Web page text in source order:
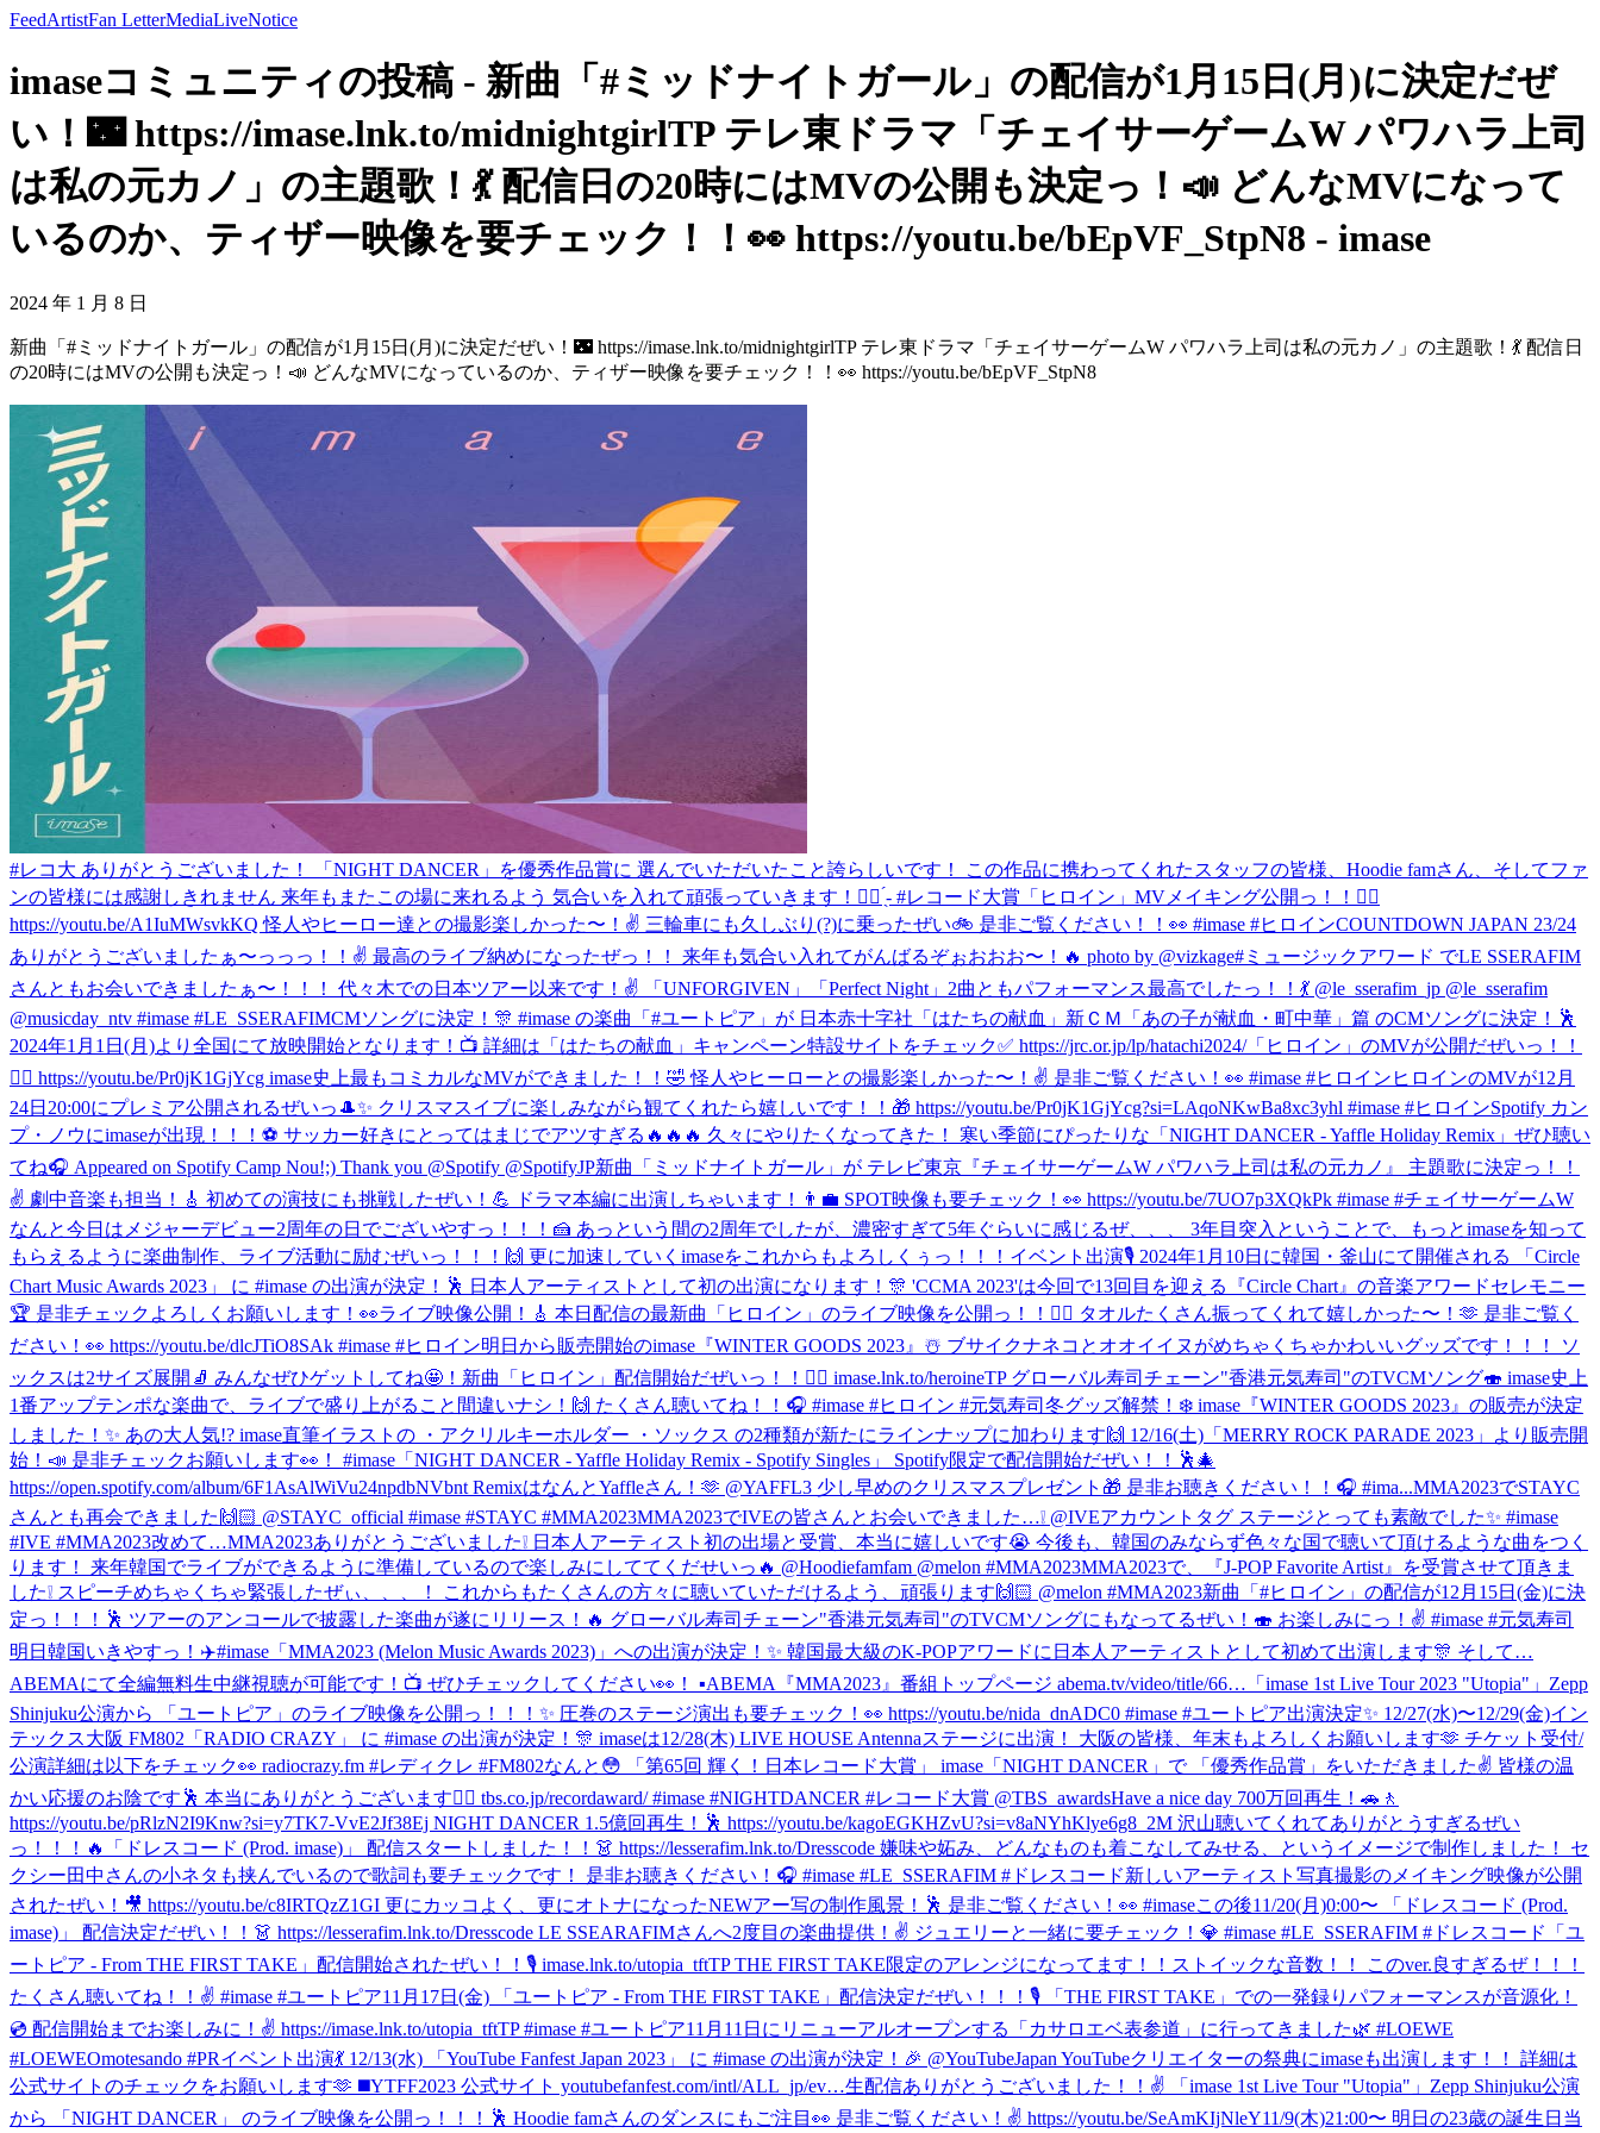
FeedArtistFan LetterMediaLiveNotice
imaseコミュニティの投稿 - 新曲「#ミッドナイトガール」の配信が1月15日(月)に決定だぜ
い！🌃 https://imase.lnk.to/midnightgirlTP テレ東ドラマ「チェイサーゲームW パワハラ上司
は私の元カノ」の主題歌！💃 配信日の20時にはMVの公開も決定っ！📣 どんなMVになって
いるのか、ティザー映像を要チェック！！👀 https://youtu.be/bEpVF_StpN8 - imase
2024 年 1 月 8 日
新曲「#ミッドナイトガール」の配信が1月15日(月)に決定だぜい！🌃 https://imase.lnk.to/midnightgirlTP テレ東ドラマ「チェイサーゲームW パワハラ上司は私の元カノ」の主題歌！💃 配信日
の20時にはMVの公開も決定っ！📣 どんなMVになっているのか、ティザー映像を要チェック！！👀 https://youtu.be/bEpVF_StpN8
#レコ大 ありがとうございました！ 「NIGHT DANCER」を優秀作品賞に 選んでいただいたこと誇らしいです！ この作品に携わってくれたスタッフの皆様、Hoodie famさん、そしてファ
ンの皆様には感謝しきれません 来年もまたこの場に来れるよう 気合いを入れて頑張っていきます！✊🏻 ̖́- #レコード大賞 「ヒロイン」MVメイキング公開っ！！🦸‍♀️
https://youtu.be/A1IuMWsvkKQ 怪人やヒーロー達との撮影楽しかった〜！✌️ 三輪車にも久しぶり(?)に乗ったぜい🚲 是非ご覧ください！！👀 #imase #ヒロインCOUNTDOWN JAPAN 23/24
ありがとうございましたぁ〜っっっ！！✌️ 最高のライブ納めになったぜっ！！ 来年も気合い入れてがんばるぞぉおおお〜！🔥 photo by @vizkage#ミュージックアワード でLE SSERAFIM
さんともお会いできましたぁ〜！！！ 代々木での日本ツアー以来です！✌️ 「UNFORGIVEN」「Perfect Night」2曲ともパフォーマンス最高でしたっ！！💃 @le_sserafim_jp @le_sserafim
@musicday_ntv #imase #LE_SSERAFIMCMソングに決定！🎊 #imase の楽曲「#ユートピア」が 日本赤十字社「はたちの献血」新ＣＭ「あの子が献血・町中華」篇 のCMソングに決定！🕺
2024年1月1日(月)より全国にて放映開始となります！📺 詳細は「はたちの献血」キャンペーン特設サイトをチェック✅ https://jrc.or.jp/lp/hatachi2024/「ヒロイン」のMVが公開だぜいっ！！
🦸‍♀️ https://youtu.be/Pr0jK1GjYcg imase史上最もコミカルなMVができました！！🤣 怪人やヒーローとの撮影楽しかった〜！✌️ 是非ご覧ください！👀 #imase #ヒロイン ヒロインのMVが12月
24日20:00にプレミア公開されるぜいっ🎩✨ クリスマスイブに楽しみながら観てくれたら嬉しいです！！🎁 https://youtu.be/Pr0jK1GjYcg?si=LAqoNKwBa8xc3yhl #imase #ヒロインSpotify カン
プ・ノウにimaseが出現！！！⚽️ サッカー好きにとってはまじでアツすぎる🔥🔥🔥 久々にやりたくなってきた！ 寒い季節にぴったりな「NIGHT DANCER - Yaffle Holiday Remix」ぜひ聴い
てね🎧 Appeared on Spotify Camp Nou!;) Thank you @Spotify @SpotifyJP新曲「ミッドナイトガール」が テレビ東京『チェイサーゲームW パワハラ上司は私の元カノ』 主題歌に決定っ！！
✌️ 劇中音楽も担当！🎸 初めての演技にも挑戦したぜい！💪 ドラマ本編に出演しちゃいます！👨‍💼 SPOT映像も要チェック！👀 https://youtu.be/7UO7p3XQkPk #imase #チェイサーゲームW
なんと今日はメジャーデビュー2周年の日でございやすっ！！！🍰 あっという間の2周年でしたが、濃密すぎて5年ぐらいに感じるぜ、、、 3年目突入ということで、もっとimaseを知って
もらえるように楽曲制作、ライブ活動に励むぜいっ！！！🙌 更に加速していくimaseをこれからもよろしくぅっ！！！ イベント出演🎙 2024年1月10日に韓国・釜山にて開催される 「Circle
Chart Music Awards 2023」 に #imase の出演が決定！🕺 日本人アーティストとして初の出演になります！🎊 'CCMA 2023'は今回で13回目を迎える『Circle Chart』の音楽アワードセレモニー
🏆 是非チェックよろしくお願いします！👀ライブ映像公開！🎸 本日配信の最新曲「ヒロイン」のライブ映像を公開っ！！🦸‍♀️ タオルたくさん振ってくれて嬉しかった〜！🫶 是非ご覧く
ださい！👀 https://youtu.be/dlcJTiO8SAk #imase #ヒロイン明日から販売開始のimase『WINTER GOODS 2023』☃️ ブサイクナネコとオオイイヌがめちゃくちゃかわいいグッズです！！！ ソ
ックスは2サイズ展開🧦 みんなぜひゲットしてね🤩！ 新曲「ヒロイン」配信開始だぜいっ！！🦸‍♀️ imase.lnk.to/heroineTP グローバル寿司チェーン"香港元気寿司"のTVCMソング🍣 imase史上
1番アップテンポな楽曲で、ライブで盛り上がること間違いナシ！🙌 たくさん聴いてね！！🎧 #imase #ヒロイン #元気寿司 冬グッズ解禁！❄️ imase『WINTER GOODS 2023』の販売が決定
しました！✨ あの大人気!? imase直筆イラストの ・アクリルキーホルダー ・ソックス の2種類が新たにラインナップに加わります🙌 12/16(土)「MERRY ROCK PARADE 2023」より販売開
始！📣 是非チェックお願いします👀！ #imase 「NIGHT DANCER - Yaffle Holiday Remix - Spotify Singles」 Spotify限定で配信開始だぜい！！🕺🎄
https://open.spotify.com/album/6F1AsAlWiVu24npdbNVbnt RemixはなんとYaffleさん！🫶 @YAFFL3 少し早めのクリスマスプレゼント🎁 是非お聴きください！！🎧 #ima...MMA2023でSTAYC
さんとも再会できました🙌🏻 @STAYC_official #imase #STAYC #MMA2023MMA2023でIVEの皆さんとお会いできました…❕ @IVEアカウントタグ ステージとっても素敵でした✨ #imase
#IVE #MMA2023改めて…MMA2023ありがとうございました❕ 日本人アーティスト初の出場と受賞、本当に嬉しいです😭 今後も、韓国のみならず色々な国で聴いて頂けるような曲をつく
ります！ 来年韓国でライブができるように準備しているので楽しみにしててくだせいっ🔥 @Hoodiefamfam @melon #MMA2023MMA2023で、『J-POP Favorite Artist』を受賞させて頂きま
した❕ スピーチめちゃくちゃ緊張したぜぃ、、、！ これからもたくさんの方々に聴いていただけるよう、頑張ります🙌🏻 @melon #MMA2023新曲「#ヒロイン」の配信が12月15日(金)に決
定っ！！！🕺 ツアーのアンコールで披露した楽曲が遂にリリース！🔥 グローバル寿司チェーン"香港元気寿司"のTVCMソングにもなってるぜい！🍣 お楽しみにっ！✌️ #imase #元気寿司
明日韓国いきやすっ！✈️#imase「MMA2023 (Melon Music Awards 2023)」への出演が決定！✨ 韓国最大級のK-POPアワードに日本人アーティストとして初めて出演します🎊 そして…
ABEMAにて全編無料生中継視聴が可能です！📺 ぜひチェックしてください👀！ ▪︎ABEMA『MMA2023』番組トップページ abema.tv/video/title/66… 「imase 1st Live Tour 2023 "Utopia"」Zepp
Shinjuku公演から 「ユートピア」のライブ映像を公開っ！！！✨ 圧巻のステージ演出も要チェック！👀 https://youtu.be/nida_dnADC0 #imase #ユートピア出演決定✨ 12/27(水)〜12/29(金)イン
テックス大阪 FM802「RADIO CRAZY」 に #imase の出演が決定！🎊 imaseは12/28(木) LIVE HOUSE Antennaステージに出演！ 大阪の皆様、年末もよろしくお願いします🫶 チケット受付/
公演詳細は以下をチェック👀 radiocrazy.fm #レディクレ #FM802なんと😳 「第65回 輝く！日本レコード大賞」 imase「NIGHT DANCER」で 「優秀作品賞」をいただきました✌️ 皆様の温
かい応援のお陰です🕺 本当にありがとうございます❤️‍🔥 tbs.co.jp/recordaward/ #imase #NIGHTDANCER #レコード大賞 @TBS_awardsHave a nice day 700万回再生！🚗🚶
https://youtu.be/pRlzN2I9Knw?si=y7TK7-VvE2Jf38Ej NIGHT DANCER 1.5億回再生！🕺 https://youtu.be/kagoEGKHZvU?si=v8aNYhKlye6g8_2M 沢山聴いてくれてありがとうすぎるぜい
っ！！！🔥
「ドレスコード (Prod. imase)」 配信スタートしました！！👗 https://lesserafim.lnk.to/Dresscode 嫌味や妬み、どんなものも着こなしてみせる、というイメージで制作しました！ セ
クシー田中さんの小ネタも挟んでいるので歌詞も要チェックです！ 是非お聴きください！🎧 #imase #LE_SSERAFIM #ドレスコード新しいアーティスト写真撮影のメイキング映像が公開
されたぜい！🎥 https://youtu.be/c8IRTQzZ1GI 更にカッコよく、更にオトナになったNEWアー写の制作風景！🕺 是非ご覧ください！👀 #imaseこの後11/20(月)0:00〜 「ドレスコード (Prod.
imase)」 配信決定だぜい！！👗 https://lesserafim.lnk.to/Dresscode LE SSEARAFIMさんへ2度目の楽曲提供！✌️ ジュエリーと一緒に要チェック！💎 #imase #LE_SSERAFIM #ドレスコード
「ユ
ートピア - From THE FIRST TAKE」配信開始されたぜい！！🎙 imase.lnk.to/utopia_tftTP THE FIRST TAKE限定のアレンジになってます！！ストイックな音数！！ このver.良すぎるぜ！！！
たくさん聴いてね！！✌️ #imase #ユートピア11月17日(金) 「ユートピア - From THE FIRST TAKE」配信決定だぜい！！！🎙 「THE FIRST TAKE」での一発録りパフォーマンスが音源化！
💿 配信開始までお楽しみに！✌️ https://imase.lnk.to/utopia_tftTP #imase #ユートピア11月11日にリニューアルオープンする「カサロエベ表参道」に行ってきました🌿 #LOEWE
#LOEWEOmotesando #PRイベント出演💃 12/13(水) 「YouTube Fanfest Japan 2023」 に #imase の出演が決定！🎉 @YouTubeJapan YouTubeクリエイターの祭典にimaseも出演します！！ 詳細は
公式サイトのチェックをお願いします🫶 ◼️YTFF2023 公式サイト youtubefanfest.com/intl/ALL_jp/ev…生配信ありがとうございました！！✌️ 「imase 1st Live Tour "Utopia"」Zepp Shinjuku公演
から 「NIGHT DANCER」 のライブ映像を公開っ！！！🕺 Hoodie famさんのダンスにもご注目👀 是非ご覧ください！✌️ https://youtu.be/SeAmKIjNleY11/9(木)21:00〜 明日の23歳の誕生日当